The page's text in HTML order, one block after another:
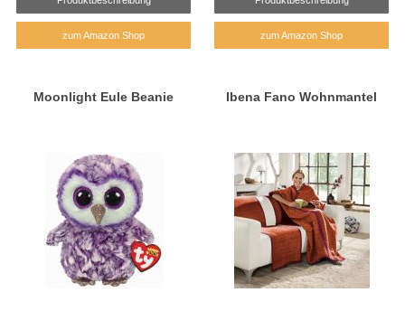
zum Amazon Shop zum Amazon Shop
Moonlight Eule Beanie Ibena Fano Wohnmantel